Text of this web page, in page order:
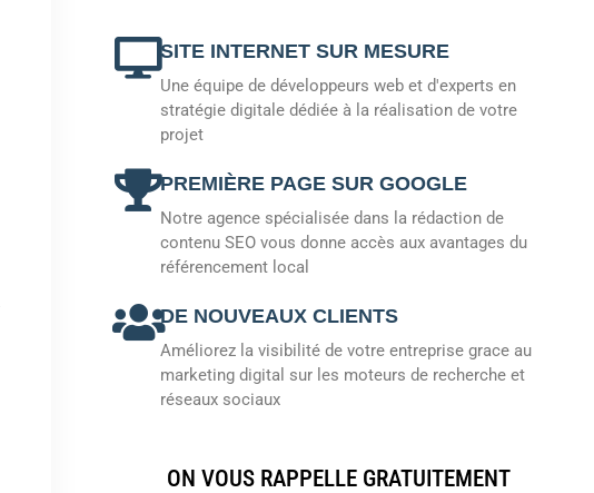
SITE INTERNET SUR MESURE
Une équipe de développeurs web et d'experts en
stratégie digitale dédiée à la réalisation de votre
projet
PREMIÈRE PAGE SUR GOOGLE
Notre agence spécialisée dans la rédaction de
contenu SEO vous donne accès aux avantages du
référencement local
DE NOUVEAUX CLIENTS
Améliorez la visibilité de votre entreprise grace au
marketing digital sur les moteurs de recherche et
réseaux sociaux
ON VOUS RAPPELLE GRATUITEMENT